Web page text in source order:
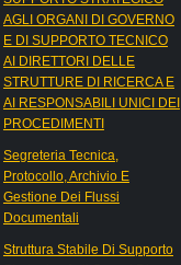
AGLI ORGANI DI GOVERNO
E DI SUPPORTO TECNICO
AI DIRETTORI DELLE
STRUTTURE DI RICERCA E
AI RESPONSABILI UNICI DEI
PROCEDIMENTI
Segreteria Tecnica,
Protocollo, Archivio E
Gestione Dei Flussi
Documentali
Struttura Stabile Di Supporto